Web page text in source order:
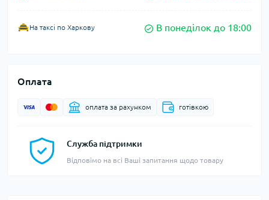
На таксі по Харкову В понеділок до 18:00
Оплата
оплата за рахунком готівкою
Служба підтримки
Відповімо на всі Ваші запитання щодо товару